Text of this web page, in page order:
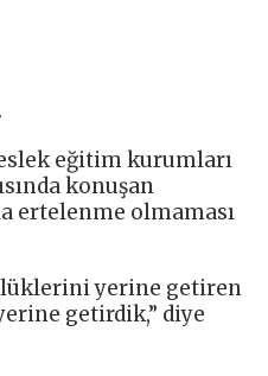
eğitim kurumları
konuşan
ertelenme olmaması
yerine getiren
getirdik,” diye